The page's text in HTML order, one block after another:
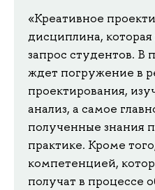
«Креативное
дисциплина,
запрос студентов. В
ждет погружение в
проектирования,
анализ, а самое
полученные знания
практике. Кроме
компетенцией,
получат в процессе